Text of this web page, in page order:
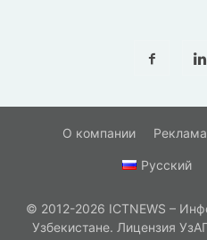
О компании
Русский
© 2012-2026 ICTNEWS –
Узбекистане. Лицензия